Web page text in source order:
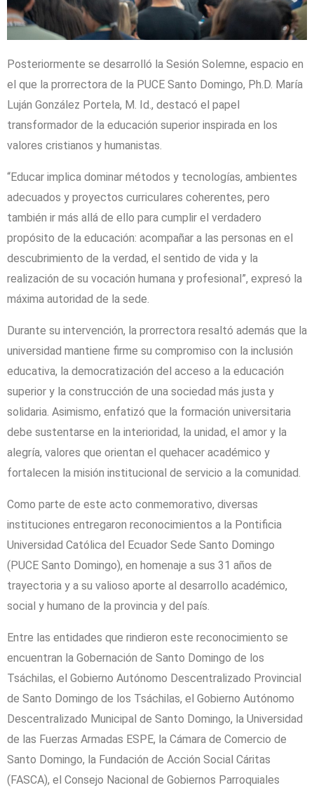
Posteriormente se desarrolló la Sesión Solemne, espacio en
el que la prorrectora de la PUCE Santo Domingo, Ph.D. María
Luján González Portela, M. Id., destacó el papel
transformador de la educación superior inspirada en los
valores cristianos y humanistas.
“Educar implica dominar métodos y tecnologías, ambientes
adecuados y proyectos curriculares coherentes, pero
también ir más allá de ello para cumplir el verdadero
propósito de la educación: acompañar a las personas en el
descubrimiento de la verdad, el sentido de vida y la
realización de su vocación humana y profesional”, expresó la
máxima autoridad de la sede.
Durante su intervención, la prorrectora resaltó además que la
universidad mantiene firme su compromiso con la inclusión
educativa, la democratización del acceso a la educación
superior y la construcción de una sociedad más justa y
solidaria. Asimismo, enfatizó que la formación universitaria
debe sustentarse en la interioridad, la unidad, el amor y la
alegría, valores que orientan el quehacer académico y
fortalecen la misión institucional de servicio a la comunidad.
Como parte de este acto conmemorativo, diversas
instituciones entregaron reconocimientos a la Pontificia
Universidad Católica del Ecuador Sede Santo Domingo
(PUCE Santo Domingo), en homenaje a sus 31 años de
trayectoria y a su valioso aporte al desarrollo académico,
social y humano de la provincia y del país.
Entre las entidades que rindieron este reconocimiento se
encuentran la Gobernación de Santo Domingo de los
Tsáchilas, el Gobierno Autónomo Descentralizado Provincial
de Santo Domingo de los Tsáchilas, el Gobierno Autónomo
Descentralizado Municipal de Santo Domingo, la Universidad
de las Fuerzas Armadas ESPE, la Cámara de Comercio de
Santo Domingo, la Fundación de Acción Social Cáritas
(FASCA), el Consejo Nacional de Gobiernos Parroquiales